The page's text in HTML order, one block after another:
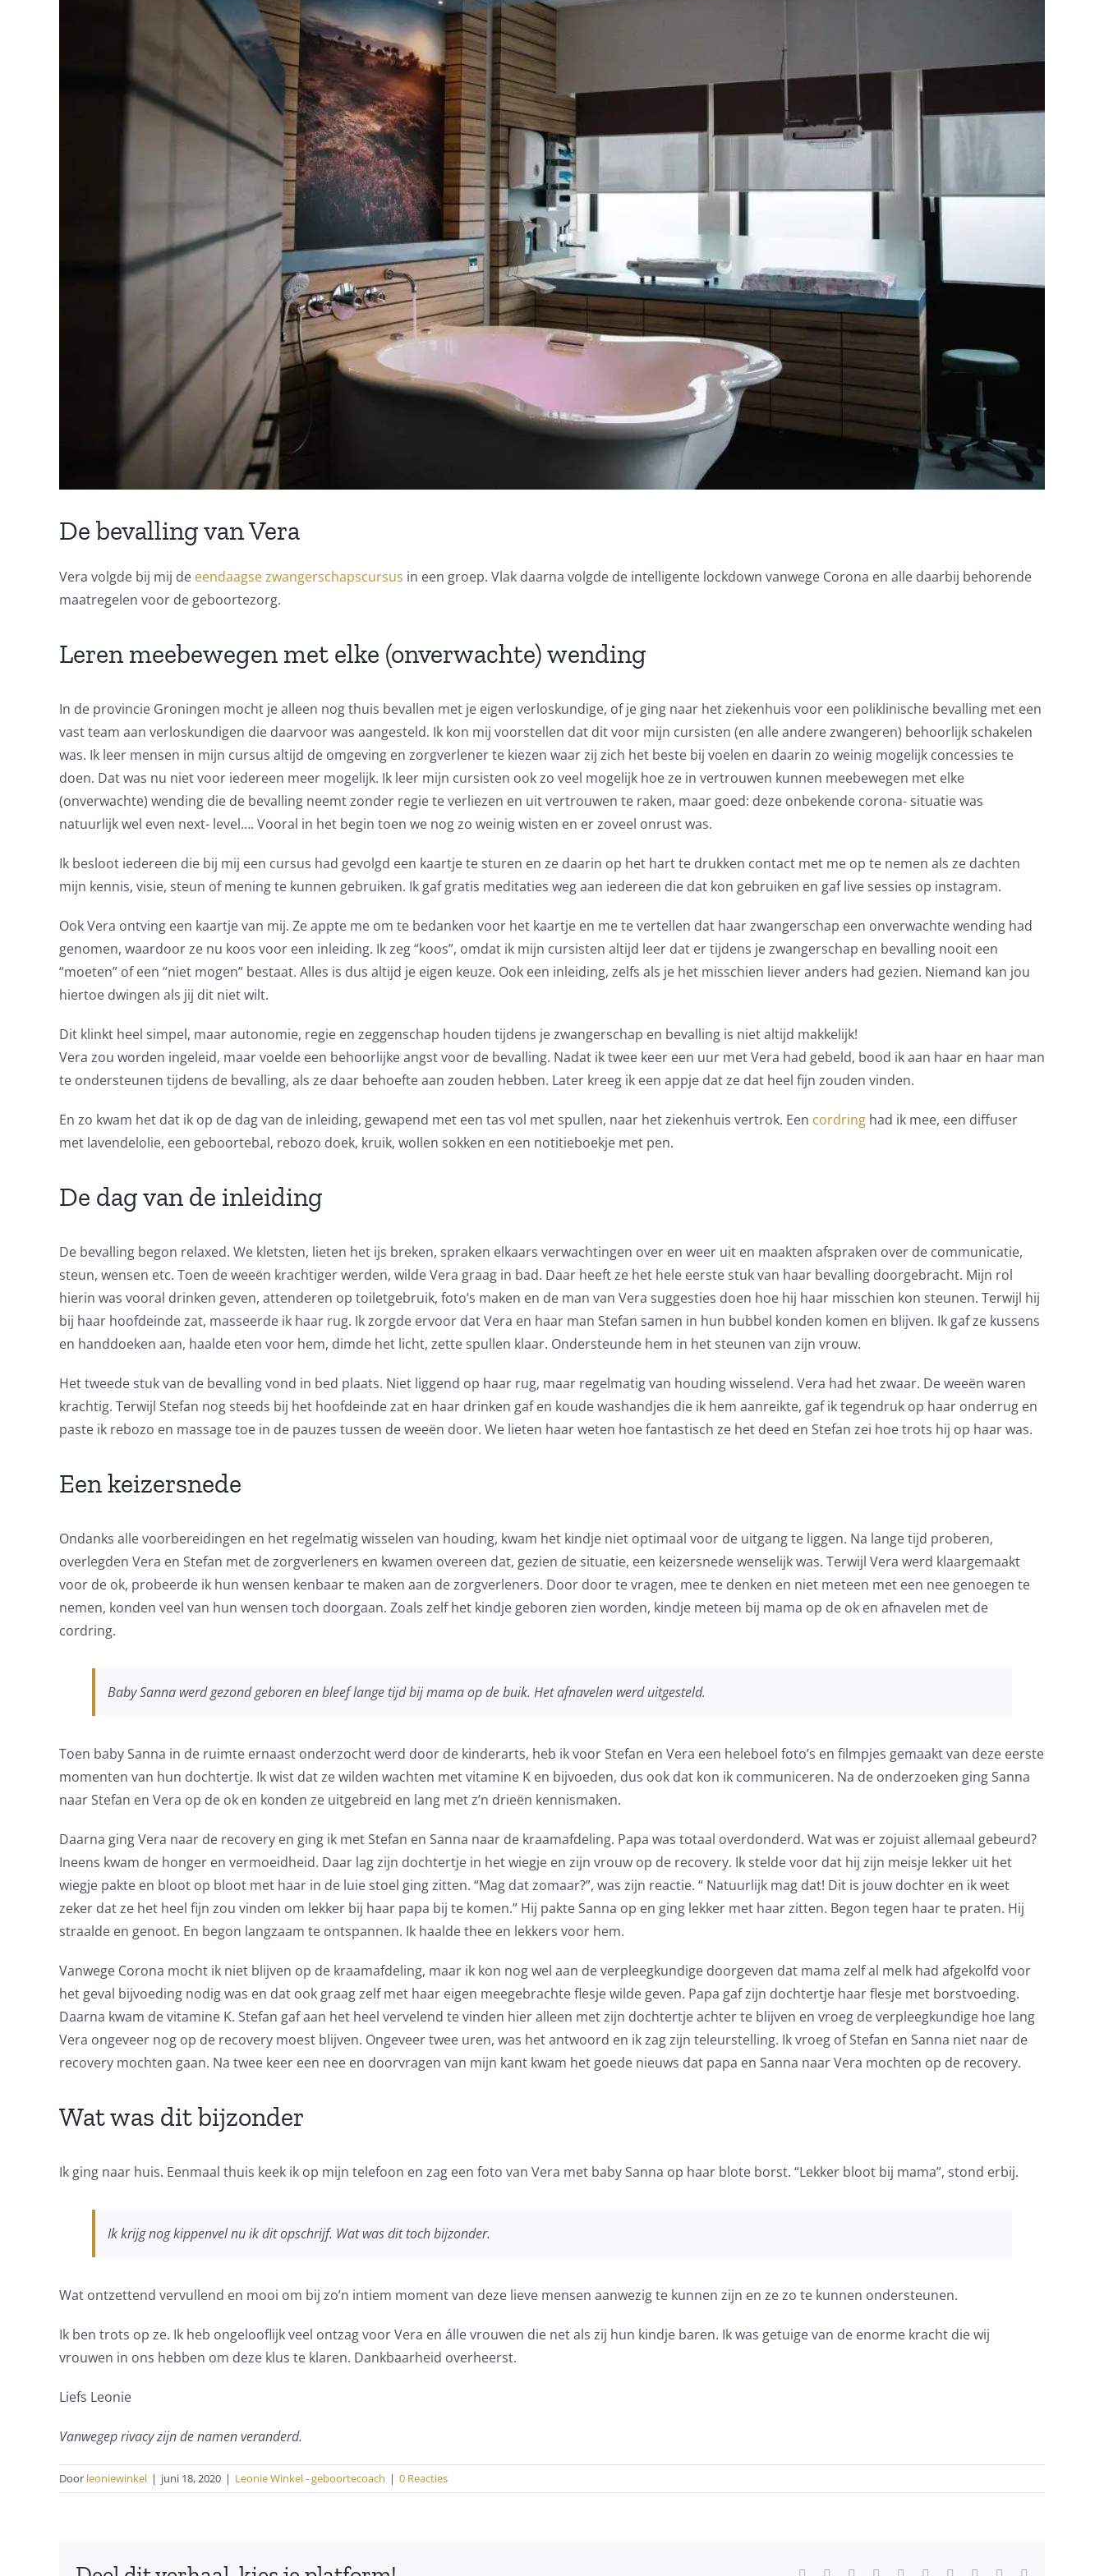
De bevalling van Vera
Vera volgde bij mij de eendaagse zwangerschapscursus in een groep. Vlak daarna volgde de intelligente lockdown vanwege Corona en alle daarbij behorende
maatregelen voor de geboortezorg.
Leren meebewegen met elke (onverwachte) wending
In de provincie Groningen mocht je alleen nog thuis bevallen met je eigen verloskundige, of je ging naar het ziekenhuis voor een poliklinische bevalling met een
vast team aan verloskundigen die daarvoor was aangesteld. Ik kon mij voorstellen dat dit voor mijn cursisten (en alle andere zwangeren) behoorlijk schakelen
was. Ik leer mensen in mijn cursus altijd de omgeving en zorgverlener te kiezen waar zij zich het beste bij voelen en daarin zo weinig mogelijk concessies te
doen. Dat was nu niet voor iedereen meer mogelijk. Ik leer mijn cursisten ook zo veel mogelijk hoe ze in vertrouwen kunnen meebewegen met elke
(onverwachte) wending die de bevalling neemt zonder regie te verliezen en uit vertrouwen te raken, maar goed: deze onbekende corona- situatie was
natuurlijk wel even next- level…. Vooral in het begin toen we nog zo weinig wisten en er zoveel onrust was.
Ik besloot iedereen die bij mij een cursus had gevolgd een kaartje te sturen en ze daarin op het hart te drukken contact met me op te nemen als ze dachten
mijn kennis, visie, steun of mening te kunnen gebruiken. Ik gaf gratis meditaties weg aan iedereen die dat kon gebruiken en gaf live sessies op instagram.
Ook Vera ontving een kaartje van mij. Ze appte me om te bedanken voor het kaartje en me te vertellen dat haar zwangerschap een onverwachte wending had
genomen, waardoor ze nu koos voor een inleiding. Ik zeg “koos”, omdat ik mijn cursisten altijd leer dat er tijdens je zwangerschap en bevalling nooit een
“moeten” of een “niet mogen” bestaat. Alles is dus altijd je eigen keuze. Ook een inleiding, zelfs als je het misschien liever anders had gezien. Niemand kan jou
hiertoe dwingen als jij dit niet wilt.
Dit klinkt heel simpel, maar autonomie, regie en zeggenschap houden tijdens je zwangerschap en bevalling is niet altijd makkelijk!
Vera zou worden ingeleid, maar voelde een behoorlijke angst voor de bevalling. Nadat ik twee keer een uur met Vera had gebeld, bood ik aan haar en haar man
te ondersteunen tijdens de bevalling, als ze daar behoefte aan zouden hebben. Later kreeg ik een appje dat ze dat heel fijn zouden vinden.
En zo kwam het dat ik op de dag van de inleiding, gewapend met een tas vol met spullen, naar het ziekenhuis vertrok. Een cordring had ik mee, een diffuser
met lavendelolie, een geboortebal, rebozo doek, kruik, wollen sokken en een notitieboekje met pen.
De dag van de inleiding
De bevalling begon relaxed. We kletsten, lieten het ijs breken, spraken elkaars verwachtingen over en weer uit en maakten afspraken over de communicatie,
steun, wensen etc. Toen de weeën krachtiger werden, wilde Vera graag in bad. Daar heeft ze het hele eerste stuk van haar bevalling doorgebracht. Mijn rol
hierin was vooral drinken geven, attenderen op toiletgebruik, foto’s maken en de man van Vera suggesties doen hoe hij haar misschien kon steunen. Terwijl hij
bij haar hoofdeinde zat, masseerde ik haar rug. Ik zorgde ervoor dat Vera en haar man Stefan samen in hun bubbel konden komen en blijven. Ik gaf ze kussens
en handdoeken aan, haalde eten voor hem, dimde het licht, zette spullen klaar. Ondersteunde hem in het steunen van zijn vrouw.
Het tweede stuk van de bevalling vond in bed plaats. Niet liggend op haar rug, maar regelmatig van houding wisselend. Vera had het zwaar. De weeën waren
krachtig. Terwijl Stefan nog steeds bij het hoofdeinde zat en haar drinken gaf en koude washandjes die ik hem aanreikte, gaf ik tegendruk op haar onderrug en
paste ik rebozo en massage toe in de pauzes tussen de weeën door. We lieten haar weten hoe fantastisch ze het deed en Stefan zei hoe trots hij op haar was.
Een keizersnede
Ondanks alle voorbereidingen en het regelmatig wisselen van houding, kwam het kindje niet optimaal voor de uitgang te liggen. Na lange tijd proberen,
overlegden Vera en Stefan met de zorgverleners en kwamen overeen dat, gezien de situatie, een keizersnede wenselijk was. Terwijl Vera werd klaargemaakt
voor de ok, probeerde ik hun wensen kenbaar te maken aan de zorgverleners. Door door te vragen, mee te denken en niet meteen met een nee genoegen te
nemen, konden veel van hun wensen toch doorgaan. Zoals zelf het kindje geboren zien worden, kindje meteen bij mama op de ok en afnavelen met de
cordring.
Baby Sanna werd gezond geboren en bleef lange tijd bij mama op de buik. Het afnavelen werd uitgesteld.
Toen baby Sanna in de ruimte ernaast onderzocht werd door de kinderarts, heb ik voor Stefan en Vera een heleboel foto’s en filmpjes gemaakt van deze eerste
momenten van hun dochtertje. Ik wist dat ze wilden wachten met vitamine K en bijvoeden, dus ook dat kon ik communiceren. Na de onderzoeken ging Sanna
naar Stefan en Vera op de ok en konden ze uitgebreid en lang met z’n drieën kennismaken.
Daarna ging Vera naar de recovery en ging ik met Stefan en Sanna naar de kraamafdeling. Papa was totaal overdonderd. Wat was er zojuist allemaal gebeurd?
Ineens kwam de honger en vermoeidheid. Daar lag zijn dochtertje in het wiegje en zijn vrouw op de recovery. Ik stelde voor dat hij zijn meisje lekker uit het
wiegje pakte en bloot op bloot met haar in de luie stoel ging zitten. “Mag dat zomaar?”, was zijn reactie. “ Natuurlijk mag dat! Dit is jouw dochter en ik weet
zeker dat ze het heel fijn zou vinden om lekker bij haar papa bij te komen.” Hij pakte Sanna op en ging lekker met haar zitten. Begon tegen haar te praten. Hij
straalde en genoot. En begon langzaam te ontspannen. Ik haalde thee en lekkers voor hem.
Vanwege Corona mocht ik niet blijven op de kraamafdeling, maar ik kon nog wel aan de verpleegkundige doorgeven dat mama zelf al melk had afgekolfd voor
het geval bijvoeding nodig was en dat ook graag zelf met haar eigen meegebrachte flesje wilde geven. Papa gaf zijn dochtertje haar flesje met borstvoeding.
Daarna kwam de vitamine K. Stefan gaf aan het heel vervelend te vinden hier alleen met zijn dochtertje achter te blijven en vroeg de verpleegkundige hoe lang
Vera ongeveer nog op de recovery moest blijven. Ongeveer twee uren, was het antwoord en ik zag zijn teleurstelling. Ik vroeg of Stefan en Sanna niet naar de
recovery mochten gaan. Na twee keer een nee en doorvragen van mijn kant kwam het goede nieuws dat papa en Sanna naar Vera mochten op de recovery.
Wat was dit bijzonder
Ik ging naar huis. Eenmaal thuis keek ik op mijn telefoon en zag een foto van Vera met baby Sanna op haar blote borst. “Lekker bloot bij mama”, stond erbij.
Ik krijg nog kippenvel nu ik dit opschrijf. Wat was dit toch bijzonder.
Wat ontzettend vervullend en mooi om bij zo’n intiem moment van deze lieve mensen aanwezig te kunnen zijn en ze zo te kunnen ondersteunen.
Ik ben trots op ze. Ik heb ongelooflijk veel ontzag voor Vera en álle vrouwen die net als zij hun kindje baren. Ik was getuige van de enorme kracht die wij
vrouwen in ons hebben om deze klus te klaren. Dankbaarheid overheerst.
Liefs Leonie
Vanwegeprivacy zijn de namen veranderd.
Door leoniewinkel | juni 18, 2020 | Leonie Winkel - geboortecoach | 0 Reacties